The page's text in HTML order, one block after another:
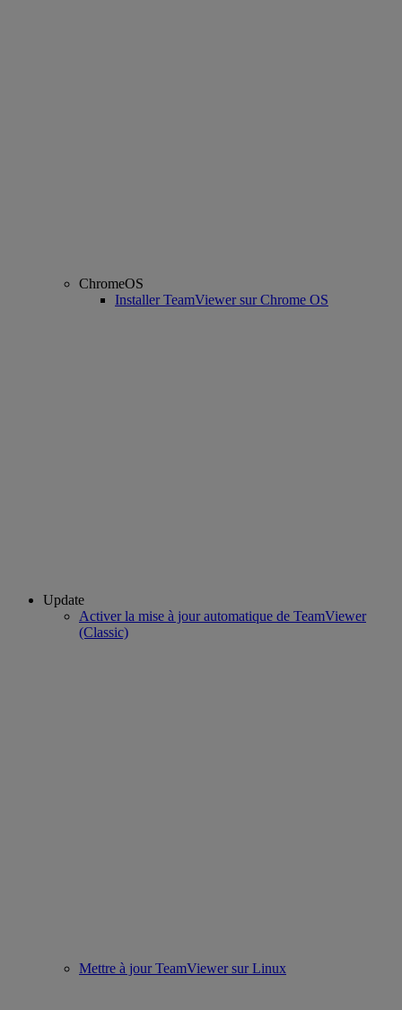
ChromeOS
Installer TeamViewer sur Chrome OS
Update
Activer la mise à jour automatique de TeamViewer
(Classic)
Mettre à jour TeamViewer sur Linux